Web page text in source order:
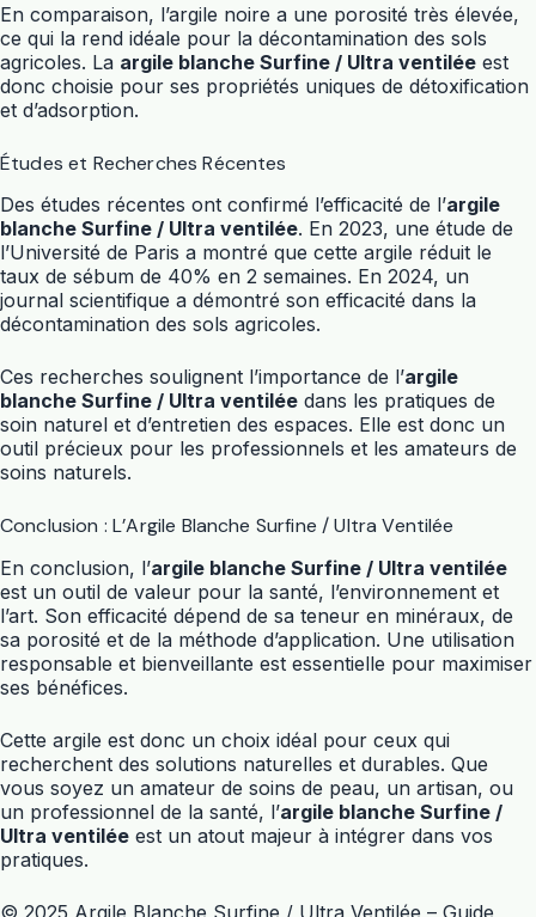
En comparaison, l’argile noire a une porosité très élevée,
ce qui la rend idéale pour la décontamination des sols
agricoles. La argile blanche Surfine / Ultra ventilée est
donc choisie pour ses propriétés uniques de détoxification
et d’adsorption.
Études et Recherches Récentes
Des études récentes ont confirmé l’efficacité de l’argile
blanche Surfine / Ultra ventilée. En 2023, une étude de
l’Université de Paris a montré que cette argile réduit le
taux de sébum de 40% en 2 semaines. En 2024, un
journal scientifique a démontré son efficacité dans la
décontamination des sols agricoles.
Ces recherches soulignent l’importance de l’argile
blanche Surfine / Ultra ventilée dans les pratiques de
soin naturel et d’entretien des espaces. Elle est donc un
outil précieux pour les professionnels et les amateurs de
soins naturels.
Conclusion : L’Argile Blanche Surfine / Ultra Ventilée
En conclusion, l’argile blanche Surfine / Ultra ventilée
est un outil de valeur pour la santé, l’environnement et
l’art. Son efficacité dépend de sa teneur en minéraux, de
sa porosité et de la méthode d’application. Une utilisation
responsable et bienveillante est essentielle pour maximiser
ses bénéfices.
Cette argile est donc un choix idéal pour ceux qui
recherchent des solutions naturelles et durables. Que
vous soyez un amateur de soins de peau, un artisan, ou
un professionnel de la santé, l’argile blanche Surfine /
Ultra ventilée est un atout majeur à intégrer dans vos
pratiques.